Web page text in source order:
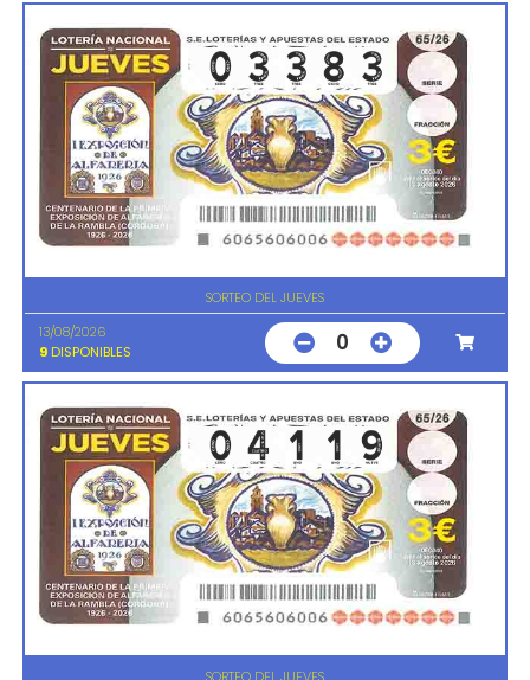
SORTEO DEL JUEVES
13/08/2026
9 DISPONIBLES 0